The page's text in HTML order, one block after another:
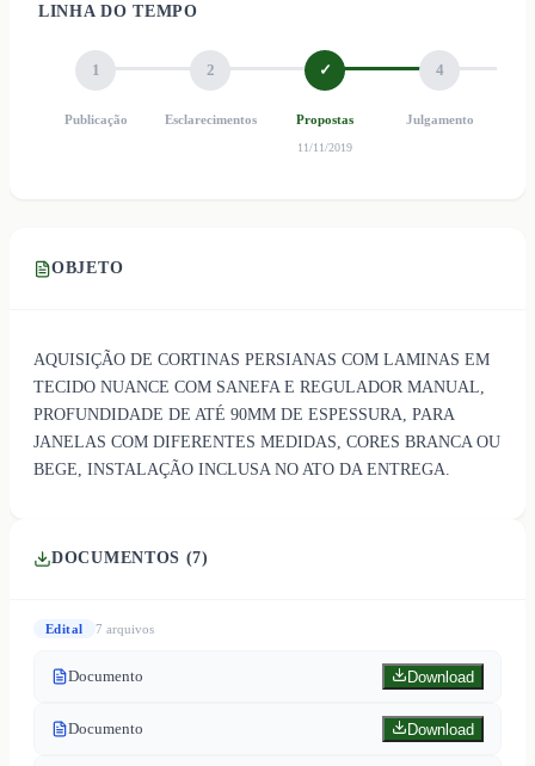
LINHA DO TEMPO
1
Publicação
2
Esclarecimentos
✓
Propostas
11/11/2019
4
Julgamento
OBJETO
AQUISIÇÃO DE CORTINAS PERSIANAS COM LAMINAS EM
TECIDO NUANCE COM SANEFA E REGULADOR MANUAL,
PROFUNDIDADE DE ATÉ 90MM DE ESPESSURA, PARA
JANELAS COM DIFERENTES MEDIDAS, CORES BRANCA OU
BEGE, INSTALAÇÃO INCLUSA NO ATO DA ENTREGA.
DOCUMENTOS (7)
Edital 7 arquivos
Documento Download
Documento Download